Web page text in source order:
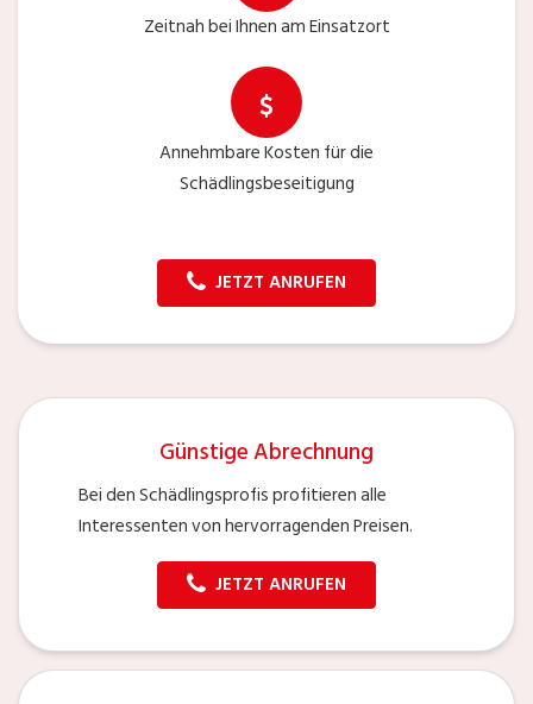
Zeitnah bei Ihnen am Einsatzort
Annehmbare Kosten für die
Schädlingsbeseitigung
JETZT ANRUFEN
Günstige Abrechnung
Bei den Schädlingsprofis profitieren alle
Interessenten von hervorragenden Preisen.
JETZT ANRUFEN